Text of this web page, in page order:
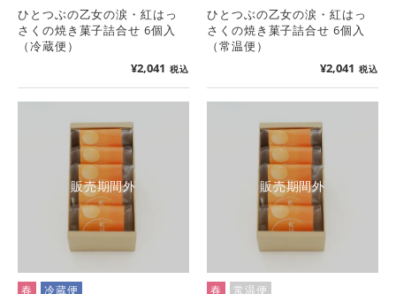
ひとつぶの乙女の涙・紅はっ
さくの焼き菓子詰合せ 6個入
（冷蔵便）
¥2,041 税込
ひとつぶの乙女の涙・紅はっ
さくの焼き菓子詰合せ 6個入
（常温便）
¥2,041 税込
販売期間外
春 冷蔵便
販売期間外
春 常温便